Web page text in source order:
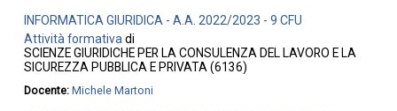
INFORMATICA GIURIDICA - A.A. 2022/2023 - 9 CFU
Attività formativadi
SCIENZE GIURIDICHE PER LA CONSULENZA DEL LAVORO E LA
SICUREZZA PUBBLICA E PRIVATA (6136)
Docente:Michele Martoni